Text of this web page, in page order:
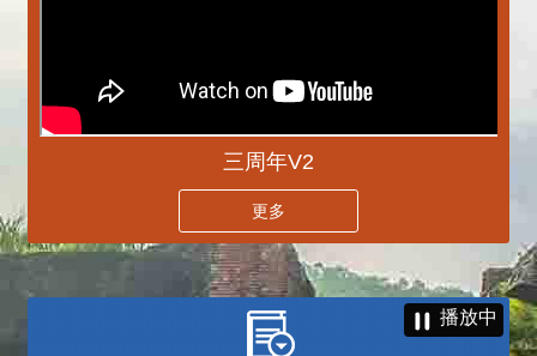
三周年V2
更多
播放中